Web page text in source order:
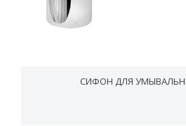
СИФОН ДЛЯ